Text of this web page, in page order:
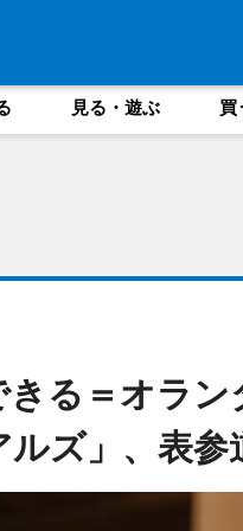
見る・遊ぶ 買
る＝オラ
ズ」、表参